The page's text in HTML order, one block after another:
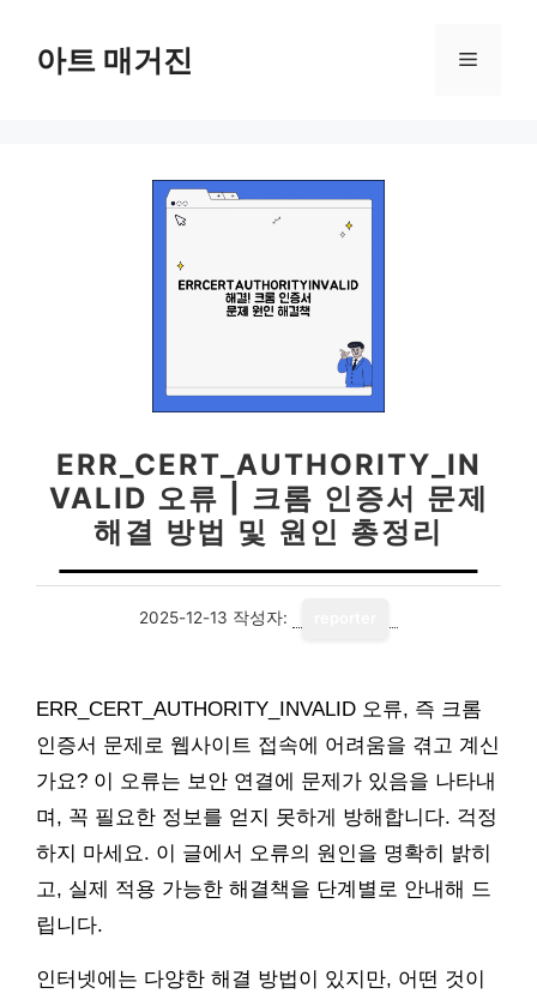
아트 매거진 메
ERR_CERT_AUTHORITY_IN
VALID 오류 | 크롬 인증서 문제
해결 방법 및 원인 총정리
2025-12-13 작성자:
ERR_CERT_AUTHORITY_INVALID 오류, 즉 크롬
인증서 문제로 웹사이트 접속에 어려움을 겪고 계신
가요? 이 오류는 보안 연결에 문제가 있음을 나타내
며, 꼭 필요한 정보를 얻지 못하게 방해합니다. 걱정
하지 마세요. 이 글에서 오류의 원인을 명확히 밝히
고, 실제 적용 가능한 해결책을 단계별로 안내해 드
립니다.
인터넷에는 다양한 해결 방법이 있지만, 어떤 것이